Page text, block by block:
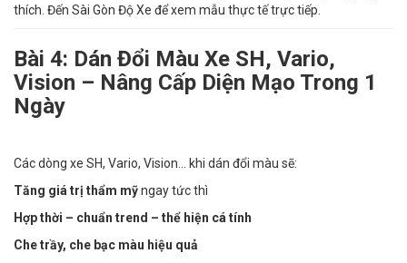
thích. Đến Sài Gòn Độ Xe để xem mẫu thực tế trực tiếp.
Bài 4: Dán Đổi Màu Xe SH, Vario,
Vision – Nâng Cấp Diện Mạo Trong 1
Ngày
Các dòng xe SH, Vario, Vision... khi dán đổi màu sẽ:
Tăng giá trị thẩm mỹngay tức thì
Hợp thời – chuẩn trend – thể hiện cá tính
Che trầy, che bạc màu hiệu quả